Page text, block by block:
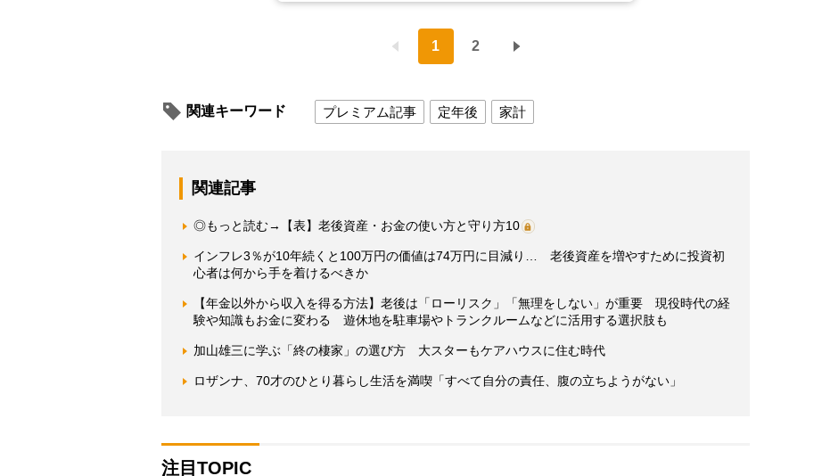
1 2
関連キーワード プレミアム記事 定年後 家計
関連記事
◎もっと読む→【表】老後資産・お金の使い方と守り方10
インフレ3％が10年続くと100万円の価値は74万円に目減り… 老後資産を増やすために投資初
心者は何から手を着けるべきか
【年金以外から収入を得る方法】老後は「ローリスク」「無理をしない」が重要 現役時代の経
験や知識もお金に変わる 遊休地を駐車場やトランクルームなどに活用する選択肢も
加山雄三に学ぶ「終の棲家」の選び方 大スターもケアハウスに住む時代
ロザンナ、70才のひとり暮らし生活を満喫「すべて自分の責任、腹の立ちようがない」
注目TOPIC